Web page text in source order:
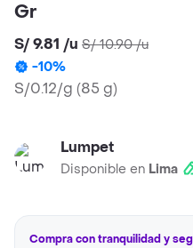
Gr
S/ 9.81 /u S/ 10.90/u
-10%
S/0.12/g (85 g)
Lumpet
Disponible en Lima
Compra con tranquilidad y